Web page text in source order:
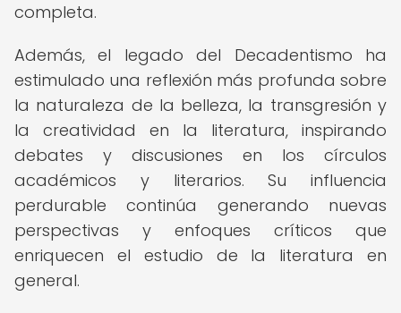
completa.
Además, el legado del Decadentismo ha
estimulado una reflexión más profunda sobre
la naturaleza de la belleza, la transgresión y
la creatividad en la literatura, inspirando
debates y discusiones en los círculos
académicos y literarios. Su influencia
perdurable continúa generando nuevas
perspectivas y enfoques críticos que
enriquecen el estudio de la literatura en
general.